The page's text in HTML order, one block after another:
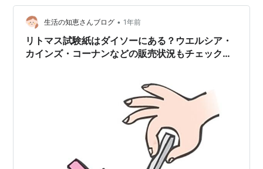
い。 ふっしぎー。 ちなみに、こちらには どうも カエル
さんがin している（時々）模様。
生活の知恵さんブログ • 1年前
リトマス試験紙はダイソーにある？ウエルシア・
カインズ・コーナンなどの販売状況もチェック！